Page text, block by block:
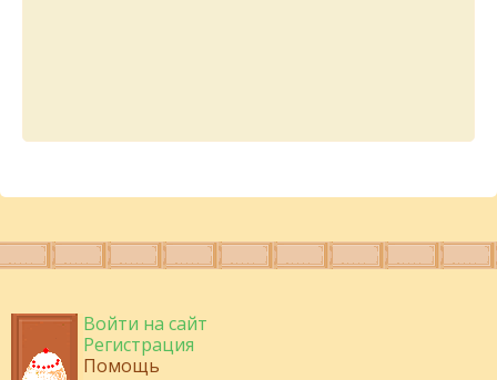
Войти на сайт
Регистрация
Помощь